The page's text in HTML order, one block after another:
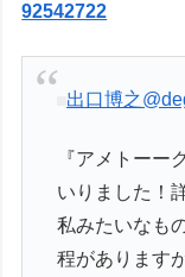
92542722
出口博之
『アメトーー
いりました！
私みたいなも
程があります